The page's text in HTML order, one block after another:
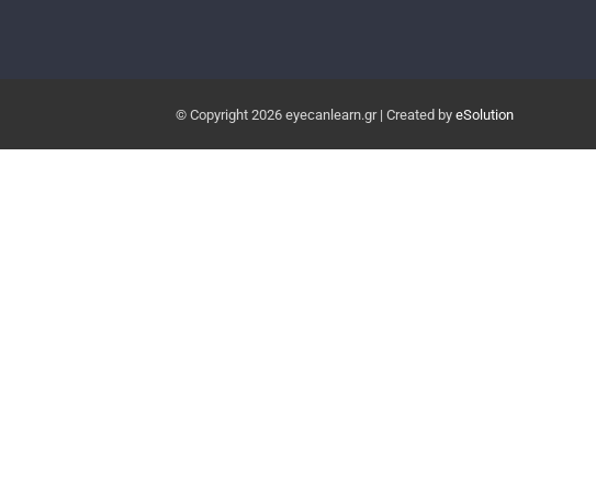
© Copyright 2026 eyecanlearn.gr | Created by eSolution